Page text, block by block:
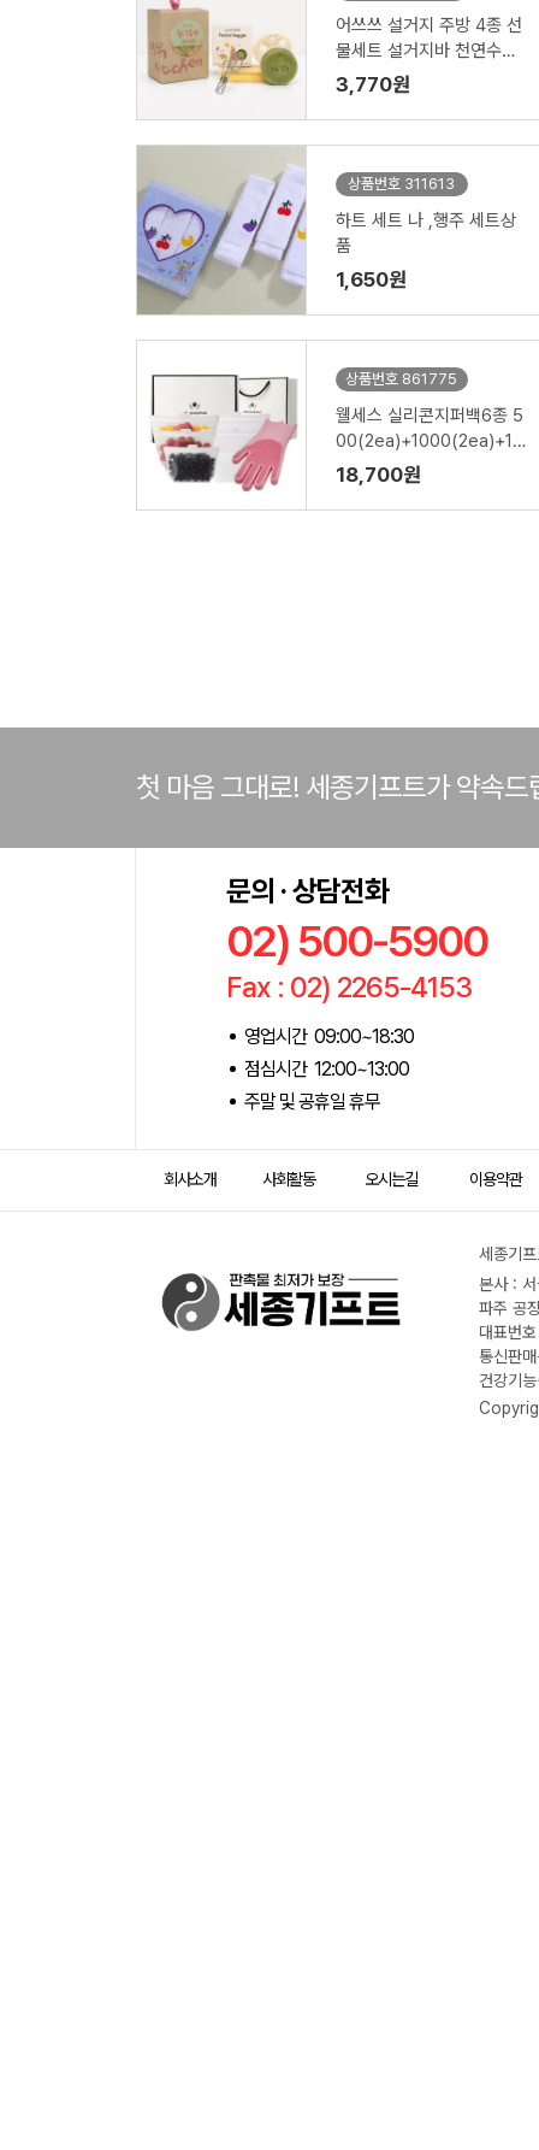
어쓰쓰 설거지 주방 4종 선
물세트 설거지바 천연수세
미 제로웨이스트키트
3,770원
상품번호 311613
하트 세트 나 ,행주 세트상
품
1,650원
상품번호 861775
웰세스 실리콘지퍼백6종 5
00(2ea)+1000(2ea)+15
00ml(2ea)+실리콘 브러
시 설거지 수세미 일체형 고
무장갑 1P 세트
18,700원
첫 마음 그대로! 세종기프트가 약속드
문의 · 상담전화
02) 500-5900
Fax : 02) 2265-4153
영업시간 09:00~18:30
점심시간 12:00~13:00
주말 및 공휴일 휴무
회사소개 사회활동 오시는길 이용약관
세종기
본사 :
파주 공
대표번
통신판
건강기